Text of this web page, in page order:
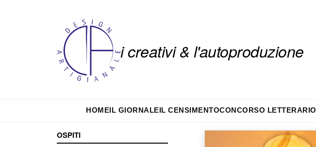
i creativi & l'autoproduzione
HOMEIL GIORNALEIL CENSIMENTOCONCORSO LETTERARIO
OSPITI